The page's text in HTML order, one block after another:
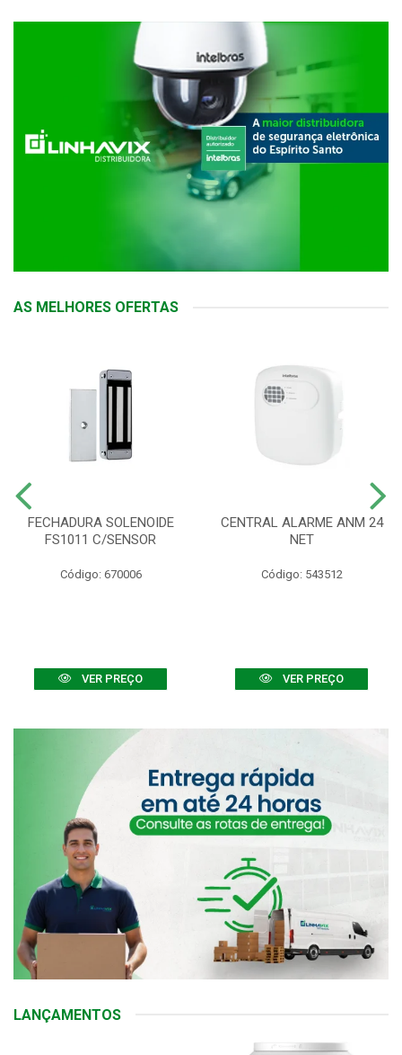
AS MELHORES OFERTAS
FECHADURA SOLENOIDE
FS1011 C/SENSOR
Código: 670006
VER PREÇO
CENTRAL ALARME ANM 24
NET
Código: 543512
VER PREÇO
LANÇAMENTOS